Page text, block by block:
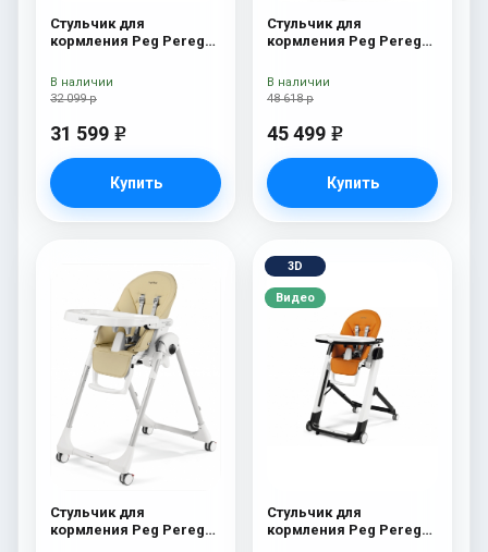
Стульчик для
кормления Peg Perego
32 099 р
31 599 e
Купить
В наличии
Стульчик для
кормления Peg Perego
48 618 р
45 499 e
Купить
В наличии
Стульчик для
кормления Peg Perego
3D
Видео
Стульчик для
кормления Peg Perego